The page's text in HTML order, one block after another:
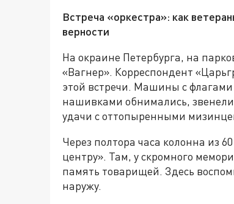
Встреча «оркестра»: как
верности
На окраине Петербурга, на
«Вагнер». Корреспондент
этой встречи. Машины с
нашивками обнимались,
удачи с оттопыренными
Через полтора часа колонна из
центру». Там, у скромного
память товарищей. Здесь
наружу.